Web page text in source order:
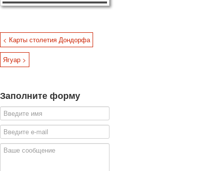
< Карты столетия Дондорфа
Ягуар >
Заполните форму